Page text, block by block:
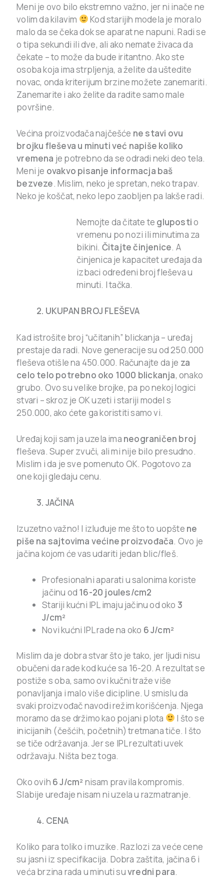
Meni je ovo bilo ekstremno važno, jer ni inače ne
volim da kilavim
Kod starijih modela je moralo
malo da se čeka dok se aparat ne napuni. Radi se
o tipa sekundi ili dve, ali ako nemate živaca da
čekate – to može da bude iritantno. Ako ste
osoba koja ima strpljenja, a želite da uštedite
novac, onda kriterijum brzine možete zanemariti.
Zanemarite i ako želite da radite samo male
površine.
Većina proizvođača najčešće ne stavi ovu
brojku fleševa u minuti već napiše koliko
vremena je potrebno da se odradi neki deo tela.
Meni je ovakvo pisanje informacja baš
bezveze. Mislim, neko je spretan, neko trapav.
Neko je koščat, neko lepo zaobljen pa lakše radi.
Nemojte da čitate te glupostio
vremenu po nozi ili minutima za
bikini. Čitajte činjenice. A
činjenica je kapacitet uređaja da
izbaci određeni broj fleševa u
minuti. I tačka.
2. UKUPAN BROJ FLEŠEVA
Kad istrošite broj “učitanih” blickanja – uređaj
prestaje da radi. Nove generacije su od 250.000
fleševa otišle na 450.000. Računajte da je za
celo telo potrebno oko 1000 blickanja, onako
grubo. Ovo su velike brojke, pa po nekoj logici
stvari – skroz je OK uzeti i stariji model s
250.000, ako ćete ga koristiti samo vi.
Uređaj koji sam ja uzela ima neograničen broj
fleševa. Super zvuči, ali mi nije bilo presudno.
Mislim i da je sve pomenuto OK. Pogotovo za
one koji gledaju cenu.
3. JAČINA
Izuzetno važno! I izluđuje me što to uopšte ne
piše na sajtovima većine proizvođača. Ovo je
jačina kojom će vas udariti jedan blic/fleš.
Profesionalni aparati u salonima koriste
jačinu od 16-20 joules/cm2
Stariji kućni IPL imaju jačinu od oko 3
J/cm²
Novi kućni IPL rade na oko 6 J/cm²
Mislim da je dobra stvar što je tako, jer ljudi nisu
obučeni da rade kod kuće sa 16-20. A rezultat se
postiže s oba, samo ovi kučni traže više
ponavljanja i malo više dicipline. U smislu da
svaki proizvođač navodi režim korišćenja. Njega
moramo da se držimo kao pojani plota
I što se
inicijanih (češćih, početnih) tretmana tiče. I što
se tiče održavanja. Jer se IPL rezultati uvek
održavaju. Ništa bez toga.
Oko ovih 6 J/cm² nisam pravila kompromis.
Slabije uređaje nisam ni uzela u razmatranje.
4. CENA
Koliko para toliko i muzike. Razlozi za veće cene
su jasni iz specifikacija. Dobra zaštita, jačina 6 i
veća brzina rada u minuti suvredni para.